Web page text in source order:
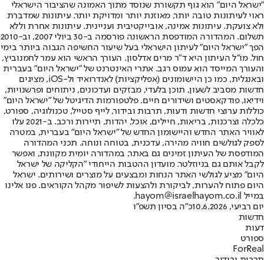
"ישראל היום" הוא גוף תקשורת שנוסד מתוך האמונה שהציבור הישראלי
ראוי לעיתונות טובה יותר, מאוזנת יותר ומדויקת יותר. עיתונות שמדברת
ולא צועקת. עיתונות אמינה, אובייקטיבית ועניינית. עיתונות אחרת וללא
תשלום. המהדורה המודפסת הראשונה פורסמה ב-30 ביולי 2007, וב-2010
הפך "ישראל היום" לעיתון הישראלי בעל שיעור החשיפה הגבוה ביותר בימי
חול. מו"ל העיתון היא ד"ר מרים אדלסון. העורך הראשי הוא עמר לחמנוביץ,
והעורך המייסד הוא עמוס רגב. אתרי האינטרנט של "ישראל היום" בעברית
ובאנגלית, כמו כן היישומונים (אפליקציות) לאנדרואיד ול-iOS, מציגים
חדשות מסביב לשעון, תוכן בלעדי, מבזקים ועדכונים, ניתוחים ופרשנויות,
וידיאו, פודקאסטים ושידורים חיים. פלטפורמות הדיגיטל של "ישראל היום"
כוללות ערוצי חדשות ודעות, תרבות ובידור, לייף סטייל, טכנולוגיה, ספורט,
כלכלה וצרכנות, בריאות, חיילים, אוכל, יהדות, תיירות ורכב. ב-2021 עלו
לאוויר האתר החדש והיישומון החדש של "ישראל היום" בעברית, במטרה
לספק לגולשים חוויה מהירה, עדכנית, בטוחה ונוחה. תכני המהדורה
המודפסת של העיתון זמינים גם באתר, במהדורה יומית מקוונת, ואפשר
לקבל אותם גם בניוזלטר. מועדון ההטבות הייחודי "הקליקה של ישראל
היום" מציע לגולשי האתר הנחות ומבצעים על מוצרים ושירותים. ישראל
היום פתוח להערות, לביקורת ולהצעות לשיפור מקהל הקוראים. פנו אלינו
במייל hayom@israelhayom.co.il.
יום רביעי, 10.6.2026
כ"ה בסיון תשפ"ו
חדשות
דעות
ספורט
ForReal